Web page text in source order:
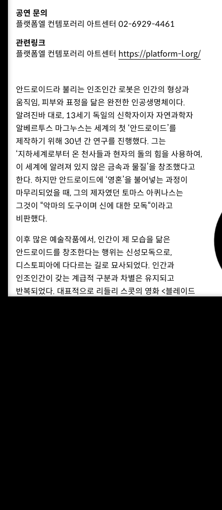
공연 문의
플랫폼엘 컨템포러리 아트센터 02-6929-4461
관련링크
플랫폼엘 컨템포러리 아트센터 https://platform-l.org/
안드로이드라 불리는 인조인간 로봇은 인간의 형상과
움직임, 피부와 표정을 닮은 완전한 인공생명체이다.
알려진바 대로, 13세기 독일의 신학자이자 자연과학자
알베르투스 마그누스는 세계의 첫 ‘안드로이드’를
제작하기 위해 30년 간 연구를 진행했다. 그는
‘지하세계로부터 온 천사들과 현자의 돌의 힘을 사용하여,
이 세계에 알려져 있지 않은 금속과 물질’을 창조했다고
한다. 하지만 안드로이드에 ‘영혼’을 불어넣는 과정이
마무리되었을 때, 그의 제자였던 토마스 아퀴나스는
그것이 “악마의 도구이며 신에 대한 모독“이라고
비판했다.
이후 많은 예술작품에서, 인간이 제 모습을 닮은
안드로이드를 창조한다는 행위는 신성모독으로,
디스토피아에 다다르는 길로 묘사되었다. 인간과
인조인간이 갖는 계급적 구분과 차별은 유지되고
반복되었다. 대표적으로 리들리 스콧의 영화 <블레이드